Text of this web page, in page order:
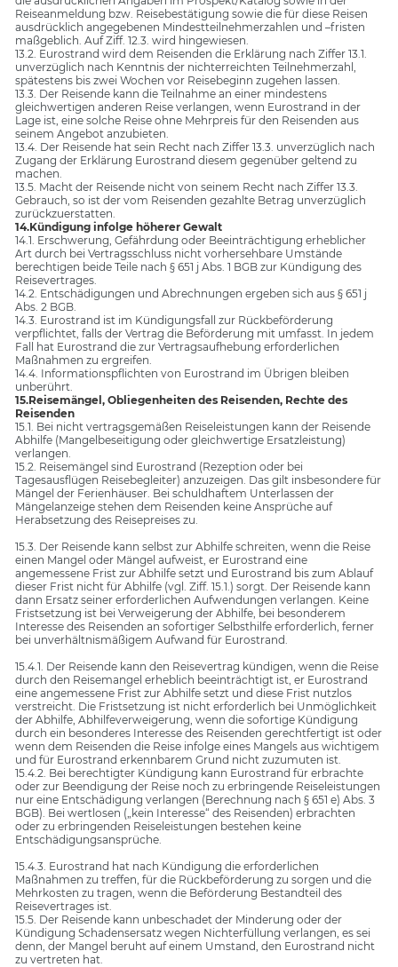
Reiseanmeldung bzw. Reisebestätigung sowie die für diese Reisen
ausdrücklich angegebenen Mindestteilnehmerzahlen und –fristen
maßgeblich. Auf Ziff. 12.3. wird hingewiesen.
13.2. Eurostrand wird dem Reisenden die Erklärung nach Ziffer 13.1.
unverzüglich nach Kenntnis der nichterreichten Teilnehmerzahl,
spätestens bis zwei Wochen vor Reisebeginn zugehen lassen.
13.3. Der Reisende kann die Teilnahme an einer mindestens
gleichwertigen anderen Reise verlangen, wenn Eurostrand in der
Lage ist, eine solche Reise ohne Mehrpreis für den Reisenden aus
seinem Angebot anzubieten.
13.4. Der Reisende hat sein Recht nach Ziffer 13.3. unverzüglich nach
Zugang der Erklärung Eurostrand diesem gegenüber geltend zu
machen.
13.5. Macht der Reisende nicht von seinem Recht nach Ziffer 13.3.
Gebrauch, so ist der vom Reisenden gezahlte Betrag unverzüglich
zurückzuerstatten.
14.Kündigung infolge höherer Gewalt
14.1. Erschwerung, Gefährdung oder Beeinträchtigung erheblicher
Art durch bei Vertragsschluss nicht vorhersehbare Umstände
berechtigen beide Teile nach § 651 j Abs. 1 BGB zur Kündigung des
Reisevertrages.
14.2. Entschädigungen und Abrechnungen ergeben sich aus § 651 j
Abs. 2 BGB.
14.3. Eurostrand ist im Kündigungsfall zur Rückbeförderung
verpflichtet, falls der Vertrag die Beförderung mit umfasst. In jedem
Fall hat Eurostrand die zur Vertragsaufhebung erforderlichen
Maßnahmen zu ergreifen.
14.4. Informationspflichten von Eurostrand im Übrigen bleiben
unberührt.
15.Reisemängel, Obliegenheiten des Reisenden, Rechte des
Reisenden
15.1. Bei nicht vertragsgemäßen Reiseleistungen kann der Reisende
Abhilfe (Mangelbeseitigung oder gleichwertige Ersatzleistung)
verlangen.
15.2. Reisemängel sind Eurostrand (Rezeption oder bei
Tagesausflügen Reisebegleiter) anzuzeigen. Das gilt insbesondere für
Mängel der Ferienhäuser. Bei schuldhaftem Unterlassen der
Mängelanzeige stehen dem Reisenden keine Ansprüche auf
Herabsetzung des Reisepreises zu.
15.3. Der Reisende kann selbst zur Abhilfe schreiten, wenn die Reise
einen Mangel oder Mängel aufweist, er Eurostrand eine
angemessene Frist zur Abhilfe setzt und Eurostrand bis zum Ablauf
dieser Frist nicht für Abhilfe (vgl. Ziff. 15.1.) sorgt. Der Reisende kann
dann Ersatz seiner erforderlichen Aufwendungen verlangen. Keine
Fristsetzung ist bei Verweigerung der Abhilfe, bei besonderem
Interesse des Reisenden an sofortiger Selbsthilfe erforderlich, ferner
bei unverhältnismäßigem Aufwand für Eurostrand.
15.4.1. Der Reisende kann den Reisevertrag kündigen, wenn die Reise
durch den Reisemangel erheblich beeinträchtigt ist, er Eurostrand
eine angemessene Frist zur Abhilfe setzt und diese Frist nutzlos
verstreicht. Die Fristsetzung ist nicht erforderlich bei Unmöglichkeit
der Abhilfe, Abhilfeverweigerung, wenn die sofortige Kündigung
durch ein besonderes Interesse des Reisenden gerechtfertigt ist oder
wenn dem Reisenden die Reise infolge eines Mangels aus wichtigem
und für Eurostrand erkennbarem Grund nicht zuzumuten ist.
15.4.2. Bei berechtigter Kündigung kann Eurostrand für erbrachte
oder zur Beendigung der Reise noch zu erbringende Reiseleistungen
nur eine Entschädigung verlangen (Berechnung nach § 651 e) Abs. 3
BGB). Bei wertlosen („kein Interesse“ des Reisenden) erbrachten
oder zu erbringenden Reiseleistungen bestehen keine
Entschädigungsansprüche.
15.4.3. Eurostrand hat nach Kündigung die erforderlichen
Maßnahmen zu treffen, für die Rückbeförderung zu sorgen und die
Mehrkosten zu tragen, wenn die Beförderung Bestandteil des
Reisevertrages ist.
15.5. Der Reisende kann unbeschadet der Minderung oder der
Kündigung Schadensersatz wegen Nichterfüllung verlangen, es sei
denn, der Mangel beruht auf einem Umstand, den Eurostrand nicht
zu vertreten hat.